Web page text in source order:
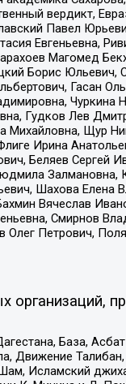
вердикт,
Павел
Евгеньевна,
Магомед
Борис Юльевич,
Гасан
Чуркина
Гудков Лев
Михайловна, Щур
Ирина
Беляев Сергей
Залмановна,
Шахова Елена
Вячеслав
Смирнов
Олег Петрович,
База,
Движение Талибан,
Исламский